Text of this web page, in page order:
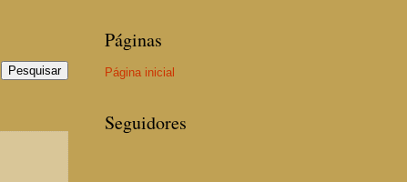
Páginas
Página inicial
Seguidores